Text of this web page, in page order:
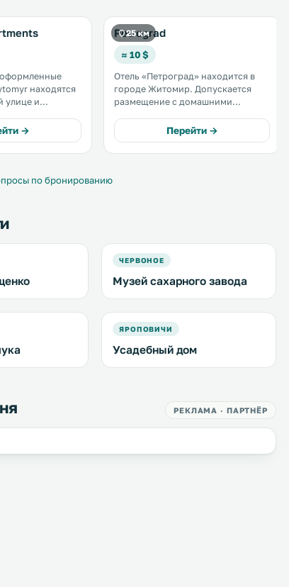
находятся
улице и
полностью
Спа-центр
5 минутах
→
25 км
Petrograd
≈ 10 $
Отель «Петроград» находится в
городе Житомир. Допускается
размещение с домашними
терраса, бар, бесплатный Wi-Fi и
бесплатная частная парковка. Все
номера оснащены телевизором с
Перейти →
по бронированию
ЧЕРВОНОЕ
Музей сахарного завода
ЯРОПОВИЧИ
Усадебный дом
РЕКЛАМА · ПАРТНЁР